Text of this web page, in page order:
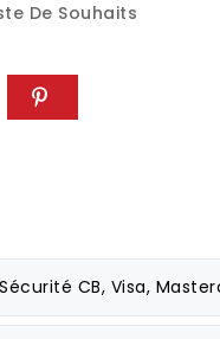
De Souhaits
CB, Visa,